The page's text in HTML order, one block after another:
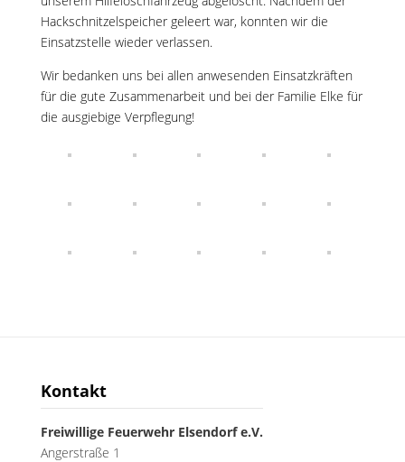
Hackschnitzelspeicher geleert war, konnten wir die
Einsatzstelle wieder verlassen.
Wir bedanken uns bei allen anwesenden Einsatzkräften
für die gute Zusammenarbeit und bei der Familie Elke für
die ausgiebige Verpflegung!
Kontakt
Freiwillige Feuerwehr Elsendorf e.V.
Angerstraße 1